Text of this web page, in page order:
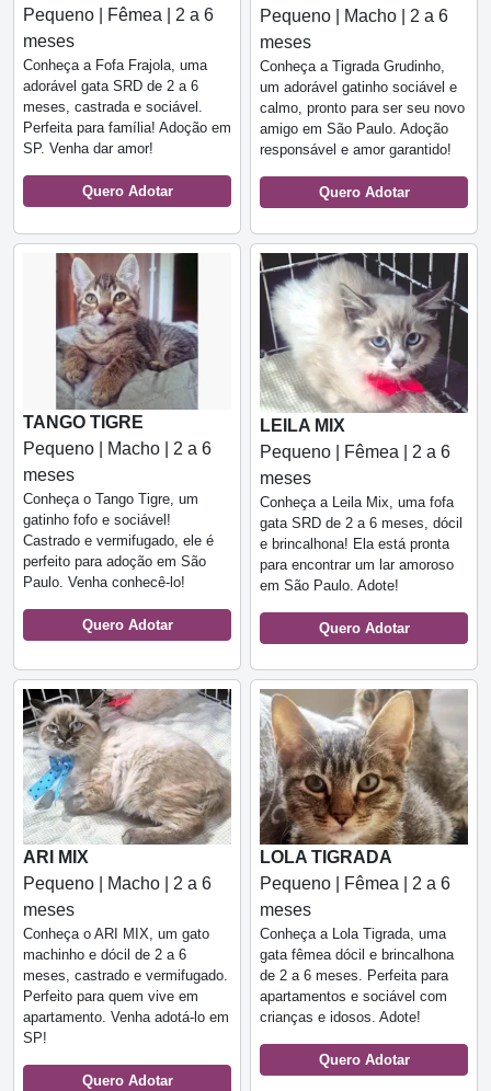
Pequeno | Fêmea | 2 a 6
meses
Conheça a Fofa Frajola, uma
adorável gata SRD de 2 a 6
meses, castrada e sociável.
Perfeita para família! Adoção em
SP. Venha dar amor!
Quero Adotar
Pequeno | Macho | 2 a 6
meses
Conheça a Tigrada Grudinho,
um adorável gatinho sociável e
calmo, pronto para ser seu novo
amigo em São Paulo. Adoção
responsável e amor garantido!
Quero Adotar
TANGO TIGRE
Pequeno | Macho | 2 a 6
meses
Conheça o Tango Tigre, um
gatinho fofo e sociável!
Castrado e vermifugado, ele é
perfeito para adoção em São
Paulo. Venha conhecê-lo!
Quero Adotar
LEILA MIX
Pequeno | Fêmea | 2 a 6
meses
Conheça a Leila Mix, uma fofa
gata SRD de 2 a 6 meses, dócil
e brincalhona! Ela está pronta
para encontrar um lar amoroso
em São Paulo. Adote!
Quero Adotar
ARI MIX
Pequeno | Macho | 2 a 6
meses
Conheça o ARI MIX, um gato
machinho e dócil de 2 a 6
meses, castrado e vermifugado.
Perfeito para quem vive em
apartamento. Venha adotá-lo em
SP!
Quero Adotar
LOLA TIGRADA
Pequeno | Fêmea | 2 a 6
meses
Conheça a Lola Tigrada, uma
gata fêmea dócil e brincalhona
de 2 a 6 meses. Perfeita para
apartamentos e sociável com
crianças e idosos. Adote!
Quero Adotar